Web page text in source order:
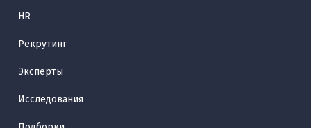
HR
Рекрутинг
Эксперты
Исследования